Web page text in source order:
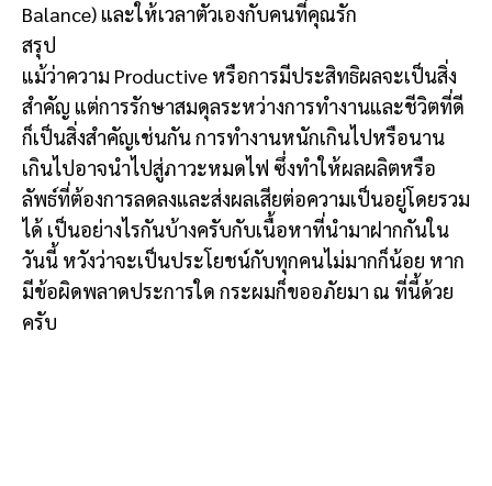
Balance) และให้เวลาตัวเองกับคนที่คุณรัก
สรุป
แม้ว่าความ Productive หรือการมีประสิทธิผลจะเป็นสิ่ง
สำคัญ แต่การรักษาสมดุลระหว่างการทำงานและชีวิตที่ดี
ก็เป็นสิ่งสำคัญเช่นกัน การทำงานหนักเกินไปหรือนาน
เกินไปอาจนำไปสู่ภาวะหมดไฟ ซึ่งทำให้ผลผลิตหรือ
ลัพธ์ที่ต้องการลดลงและส่งผลเสียต่อความเป็นอยู่โดยรวม
ได้ เป็นอย่างไรกันบ้างครับกับเนื้อหาที่นำมาฝากกันใน
วันนี้ หวังว่าจะเป็นประโยชน์กับทุกคนไม่มากก็น้อย หาก
มีข้อผิดพลาดประการใด กระผมก็ขออภัยมา ณ ที่นี้ด้วย
ครับ